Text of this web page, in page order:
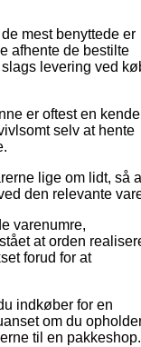
mest benyttede er
afhente de bestilte
levering ved
er oftest en kende
selv at hente
lige om lidt, så
den relevante
varenumre,
at orden
forud for at
indkøber for en
om du
til en pakkeshop.